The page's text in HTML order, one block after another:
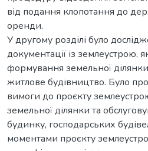
від подання клопотання до
оренди.
У другому розділі було
документації із землеустрою,
формування земельної
житлове будівництво. Було
вимоги до проєкту
земельної ділянки та
будинку, господарських
моментами проєкту